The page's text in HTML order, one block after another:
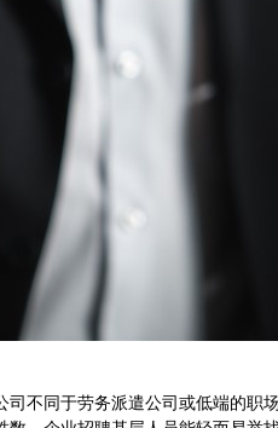
不同于劳务派遣公司或低端的职